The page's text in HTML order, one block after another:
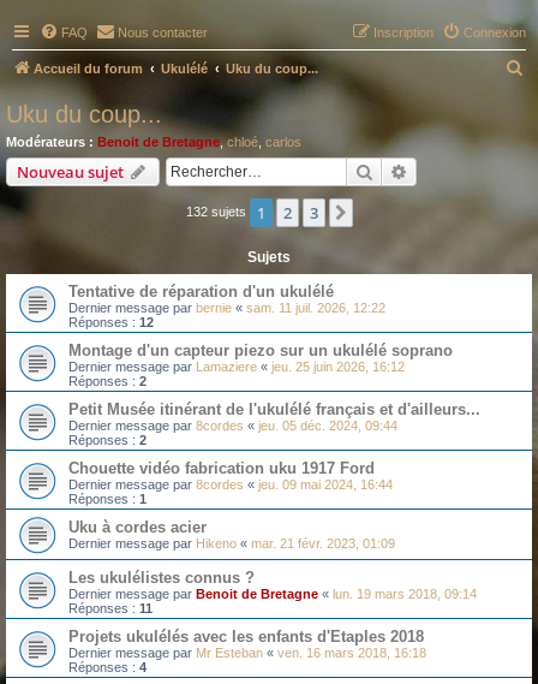
FAQ Nous contacter Connexion
Inscription
Accueil du forum Ukulélé Uku du coup...
Uku du coup...
Modérateurs : Benoit de Bretagne,chloé carlos
Nouveau sujet Rechercher
132 sujets 1 2 3
Sujets
Tentative de réparation d'un ukulélé
Dernier message par bernie « sam. 11 juil. 2026, 12:22
Réponses : 12
Montage d'un capteur piezo sur un ukulélé soprano
Dernier message par Lamaziere « jeu. 25 juin 2026, 16:12
Réponses : 2
Petit Musée itinérant de l'ukulélé français et d'ailleurs...
Dernier message par 8cordes « jeu. 05 déc. 2024, 09:44
Réponses : 2
Chouette vidéo fabrication uku 1917 Ford
Dernier message par 8cordes « jeu. 09 mai 2024, 16:44
Réponses : 1
Uku à cordes acier
Dernier message par Hikeno « mar. 21 févr. 2023, 01:09
Les ukulélistes connus ?
Dernier message par Benoit de Bretagne « lun. 19 mars 2018, 09:14
Réponses : 11
Projets ukulélés avec les enfants d'Etaples 2018
Dernier message par Mr Esteban « ven. 16 mars 2018, 16:18
Réponses : 4